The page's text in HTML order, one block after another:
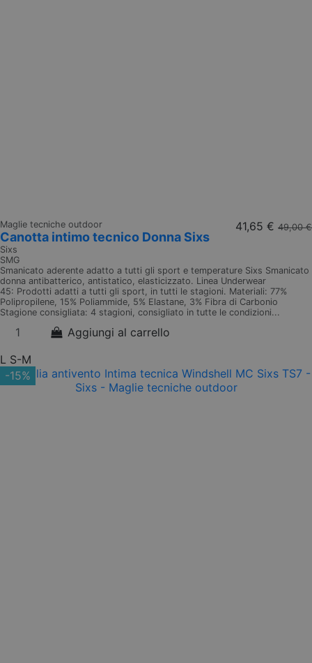
Maglie tecniche outdoor
Canotta intimo tecnico Donna Sixs
Sixs
SMG
41,65 € 49,00 €
Smanicato aderente adatto a tutti gli sport e temperature Sixs Smanicato
donna antibatterico, antistatico, elasticizzato. Linea Underwear
45: Prodotti adatti a tutti gli sport, in tutti le stagioni. Materiali: 77%
Polipropilene, 15% Poliammide, 5% Elastane, 3% Fibra di Carbonio
Stagione consigliata: 4 stagioni, consigliato in tutte le condizioni...
Aggiungi al carrello
L S-M
-15%